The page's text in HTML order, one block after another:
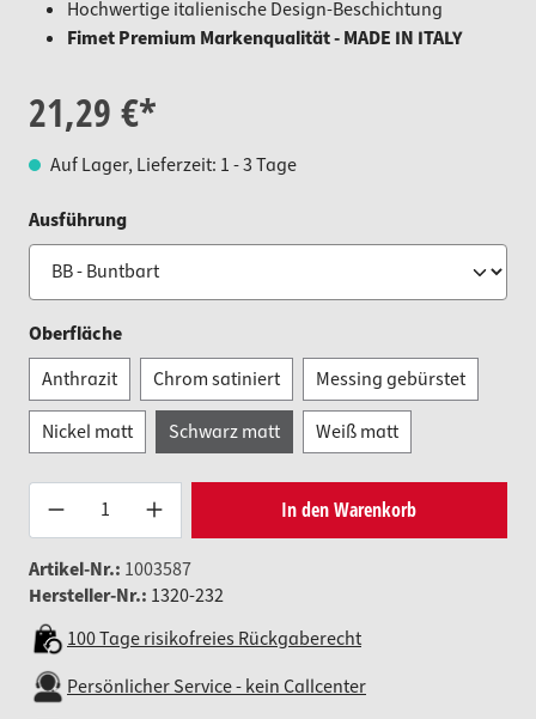
Hochwertige italienische Design-Beschichtung
Fimet Premium Markenqualität - MADE IN ITALY
21,29 €*
Auf Lager, Lieferzeit: 1 - 3 Tage
Ausführungauswählen
Oberflächeauswählen
Anthrazit
Chrom satiniert
Messing gebürstet
Nickel matt
Schwarz matt Weiß matt
Produkt Anzahl: Gib den
In den Warenkorb
Artikel-Nr.: 1003587
Hersteller-Nr.: 1320-232
100 Tage risikofreies Rückgaberecht
Persönlicher Service - kein Callcenter